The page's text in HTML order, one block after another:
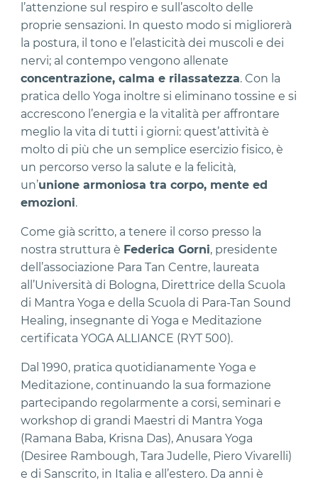
l’attenzione sul respiro e sull’ascolto delle
proprie sensazioni. In questo modo si migliorerà
la postura, il tono e l’elasticità dei muscoli e dei
nervi; al contempo vengono allenate
concentrazione, calma e rilassatezza. Con la
pratica dello Yoga inoltre si eliminano tossine e si
accrescono l’energia e la vitalità per affrontare
meglio la vita di tutti i giorni: quest’attività è
molto di più che un semplice esercizio fisico, è
un percorso verso la salute e la felicità,
un’unione armoniosa tra corpo, mente ed
emozioni.
Come già scritto, a tenere il corso presso la
nostra struttura è Federica Gorni, presidente
dell’associazione Para Tan Centre, laureata
all’Università di Bologna, Direttrice della Scuola
di Mantra Yoga e della Scuola di Para-Tan Sound
Healing, insegnante di Yoga e Meditazione
certificata YOGA ALLIANCE (RYT 500).
Dal 1990, pratica quotidianamente Yoga e
Meditazione, continuando la sua formazione
partecipando regolarmente a corsi, seminari e
workshop di grandi Maestri di Mantra Yoga
(Ramana Baba, Krisna Das), Anusara Yoga
(Desiree Rambough, Tara Judelle, Piero Vivarelli)
e di Sanscrito, in Italia e all’estero. Da anni è